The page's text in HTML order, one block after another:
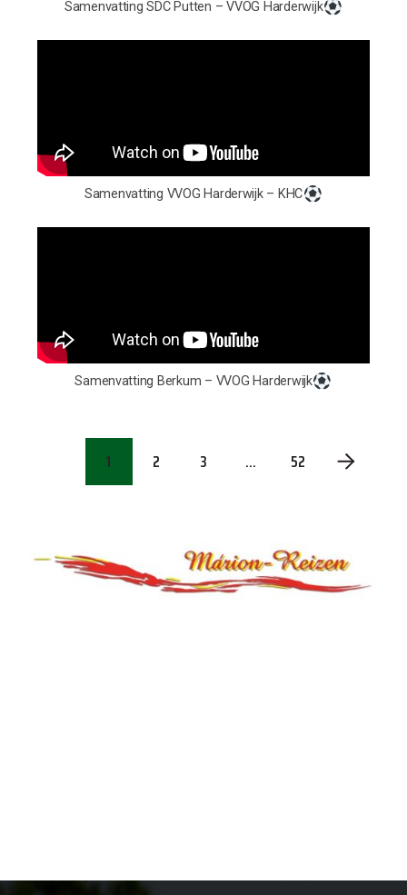
Samenvatting SDC Putten – VVOG Harderwijk
Samenvatting VVOG Harderwijk – KHC
Samenvatting Berkum – VVOG Harderwijk
1 2 3 … 52